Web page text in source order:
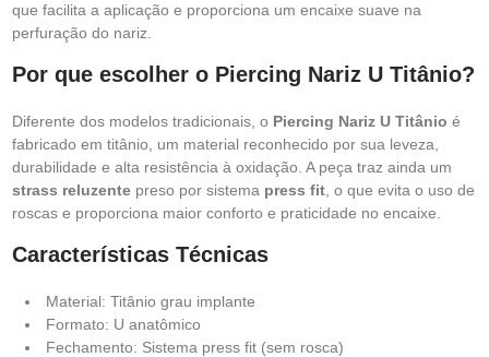
que facilita a aplicação e proporciona um encaixe suave na
perfuração do nariz.
Por que escolher o Piercing Nariz U Titânio?
Diferente dos modelos tradicionais, o Piercing Nariz U Titânio é
fabricado em titânio, um material reconhecido por sua leveza,
durabilidade e alta resistência à oxidação. A peça traz ainda um
strass reluzente preso por sistema press fit , o que evita o uso de
roscas e proporciona maior conforto e praticidade no encaixe.
Características Técnicas
Material: Titânio grau implante
Formato: U anatômico
Fechamento: Sistema press fit (sem rosca)